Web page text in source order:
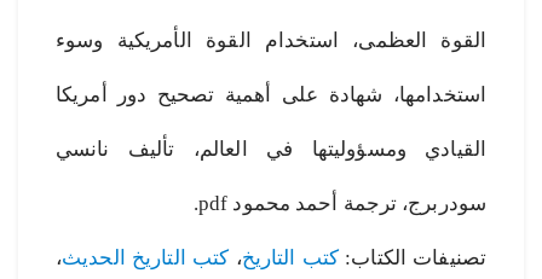
القوة العظمى، استخدام القوة الأمريكية وسوء
استخدامها، شهادة على أهمية تصحيح دور أمريكا
القيادي ومسؤوليتها في العالم، تأليف نانسي
سودربرج، ترجمة أحمد محمود pdf.
تصنيفات الكتاب: كتب التاريخ، كتب التاريخ الحديث،